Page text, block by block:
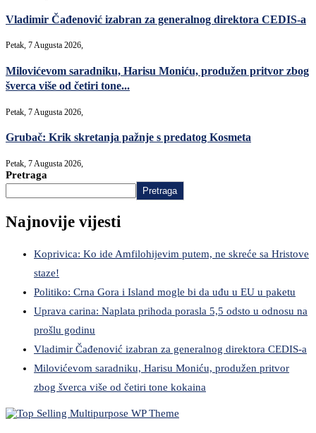
Vladimir Čađenović izabran za generalnog direktora CEDIS-a
Petak, 7 Augusta 2026,
Milovićevom saradniku, Harisu Moniću, produžen pritvor zbog
šverca više od četiri tone...
Petak, 7 Augusta 2026,
Grubač: Krik skretanja pažnje s predatog Kosmeta
Petak, 7 Augusta 2026,
Pretraga
Pretraga
Najnovije vijesti
Koprivica: Ko ide Amfilohijevim putem, ne skreće sa Hristove
staze!
Politiko: Crna Gora i Island mogle bi da uđu u EU u paketu
Uprava carina: Naplata prihoda porasla 5,5 odsto u odnosu na
prošlu godinu
Vladimir Čađenović izabran za generalnog direktora CEDIS-a
Milovićevom saradniku, Harisu Moniću, produžen pritvor
zbog šverca više od četiri tone kokaina